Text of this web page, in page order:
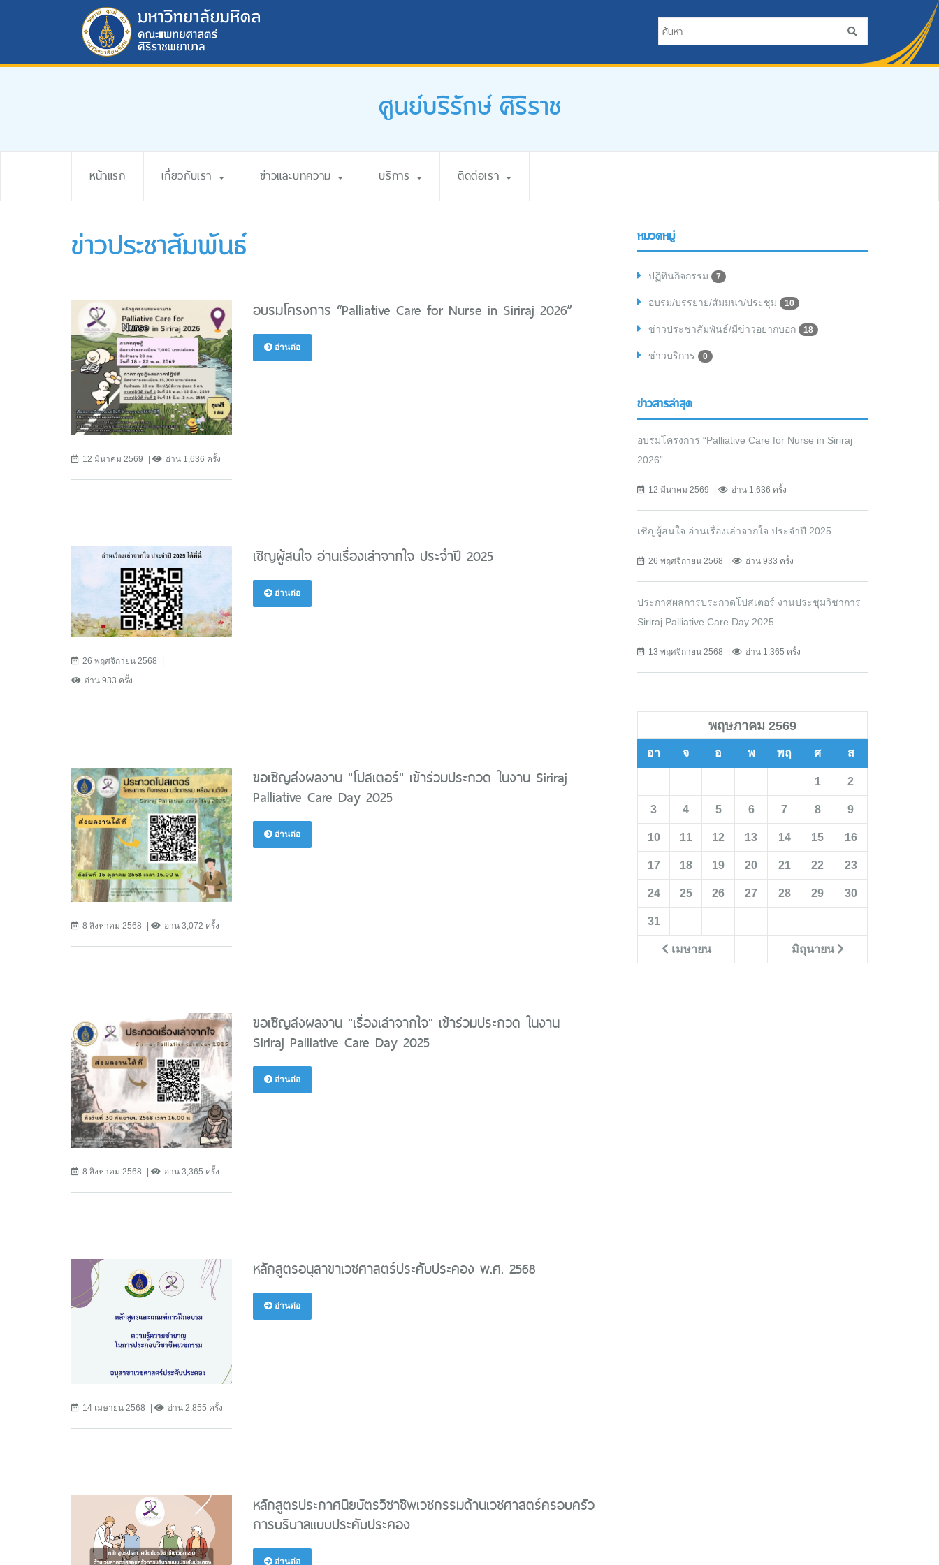
ศูนย์บริรักษ์ ศิริราช
หน้าแรก เกี่ยวกับเรา ข่าวและบทความ บริการ ติดต่อเรา
ข่าวประชาสัมพันธ์
12 มีนาคม 2569 อ่าน 1,636 ครั้ง
อบรมโครงการ “Palliative Care for Nurse in Siriraj 2026”
อ่านต่อ
26 พฤศจิกายน 2568
อ่าน 933 ครั้ง
เชิญผู้สนใจ อ่านเรื่องเล่าจากใจ ประจำปี 2025
อ่านต่อ
8 สิงหาคม 2568 อ่าน 3,072 ครั้ง
ขอเชิญส่งผลงาน "โปสเตอร์" เข้าร่วมประกวด ในงาน Siriraj
Palliative Care Day 2025
อ่านต่อ
8 สิงหาคม 2568 อ่าน 3,365 ครั้ง
ขอเชิญส่งผลงาน "เรื่องเล่าจากใจ" เข้าร่วมประกวด ในงาน
Siriraj Palliative Care Day 2025
อ่านต่อ
14 เมษายน 2568 อ่าน 2,855 ครั้ง
หลักสูตรอนุสาขาเวชศาสตร์ประคับประคอง พ.ศ. 2568
อ่านต่อ
หลักสูตรประกาศนียบัตรวิชาชีพเวชกรรมด้านเวชศาสตร์ครอบครัว
การบริบาลแบบประคับประคอง
อ่านต่อ
หมวดหมู่
ปฏิทินกิจกรรม 7
อบรม/บรรยาย/สัมมนา/ประชุม 10
ข่าวประชาสัมพันธ์/มีข่าวอยากบอก 18
ข่าวบริการ 0
ข่าวสารล่าสุด
อบรมโครงการ “Palliative Care for Nurse in Siriraj
2026”
12 มีนาคม 2569 อ่าน 1,636 ครั้ง
เชิญผู้สนใจ อ่านเรื่องเล่าจากใจ ประจำปี 2025
26 พฤศจิกายน 2568 อ่าน 933 ครั้ง
ประกาศผลการประกวดโปสเตอร์ งานประชุมวิชาการ
Siriraj Palliative Care Day 2025
13 พฤศจิกายน 2568 อ่าน 1,365 ครั้ง
พฤษภาคม 2569
อา จ อ พ พฤ ศ ส
เมษายน มิถุนายน
1 2
3 4 5 6 7 8 9
10 11 12 13 14 15 16
17 18 19 20 21 22 23
24 25 26 27 28 29 30
31